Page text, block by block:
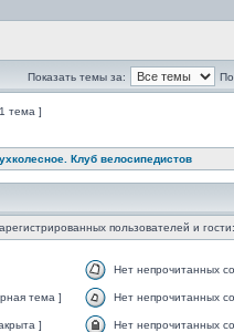
Показать темы за:
тема ]
Клуб велосипедистов
пользователей и
Нет непрочитанных
тема ] Нет непрочитанных
] Нет непрочитанных